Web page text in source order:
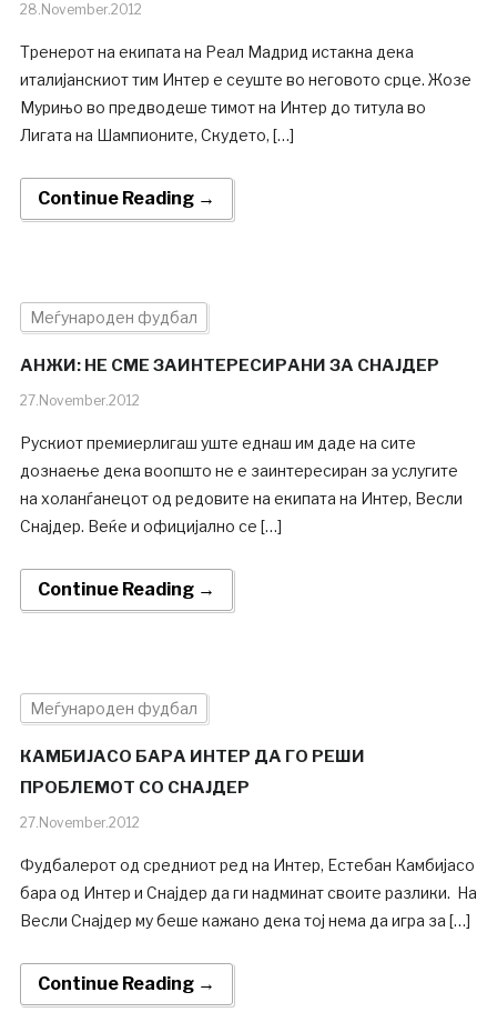
28.November.2012
Тренерот на екипата на Реал Мадрид истакна дека
италијанскиот тим Интер е сеуште во неговото срце. Жозе
Мурињо во предводеше тимот на Интер до титула во
Лигата на Шампионите, Скудето, […]
Continue Reading →
Меѓународен фудбал
АНЖИ: НЕ СМЕ ЗАИНТЕРЕСИРАНИ ЗА СНАЈДЕР
27.November.2012
Рускиот премиерлигаш уште еднаш им даде на сите
дознаење дека воопшто не е заинтересиран за услугите
на холанѓанецот од редовите на екипата на Интер, Весли
Снајдер. Веќе и официјално се […]
Continue Reading →
Меѓународен фудбал
КАМБИЈАСО БАРА ИНТЕР ДА ГО РЕШИ
ПРОБЛЕМОТ СО СНАЈДЕР
27.November.2012
Фудбалерот од средниот ред на Интер, Естебан Камбијасо
бара од Интер и Снајдер да ги надминат своите разлики. На
Весли Снајдер му беше кажано дека тој нема да игра за […]
Continue Reading →